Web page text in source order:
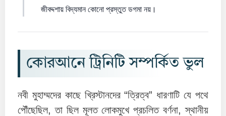
জীবদ্দশায় বিদ্যমান কোনো প্রস্তুত ডগমা নয়।
কোরআনে ট্রিনিটি সম্পর্কিত ভুল
নবী মুহাম্মদের কাছে খ্রিস্টানদের “ত্রিত্ব” ধারণাটি যে পথে
পৌঁছেছিল, তা ছিল মূলত লোকমুখে প্রচলিত বর্ণনা, স্থানীয়